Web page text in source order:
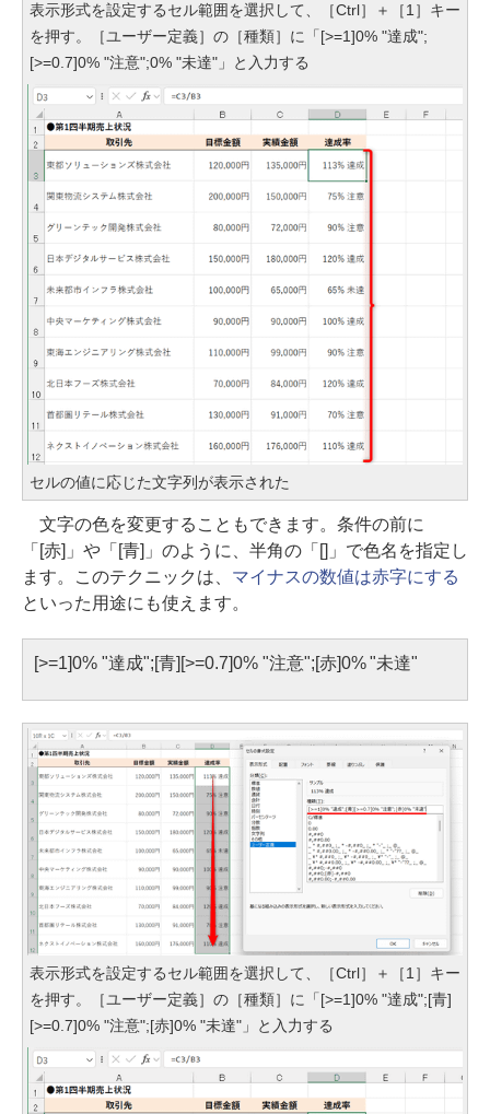
表示形式を設定するセル範囲を選択して、［Ctrl］＋［1］キー
を押す。［ユーザー定義］の［種類］に「[>=1]0% "達成";
[>=0.7]0% "注意";0% "未達"」と入力する
セルの値に応じた文字列が表示された
文字の色を変更することもできます。条件の前に
「[赤]」や「[青]」のように、半角の「[]」で色名を指定し
ます。このテクニックは、 マイナスの数値は赤字にする
といった用途にも使えます。
[>=1]0% "達成";[青][>=0.7]0% "注意";[赤]0% "未達"
表示形式を設定するセル範囲を選択して、［Ctrl］＋［1］キー
を押す。［ユーザー定義］の［種類］に「[>=1]0% "達成";[青]
[>=0.7]0% "注意";[赤]0% "未達"」と入力する